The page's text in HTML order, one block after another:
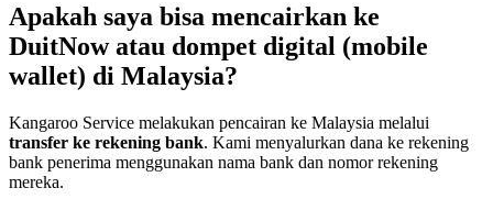
Apakah saya bisa mencairkan ke
DuitNow atau dompet digital (mobile
wallet) di Malaysia?
Kangaroo Service melakukan pencairan ke Malaysia melalui
transfer ke rekening bank. Kami menyalurkan dana ke rekening
bank penerima menggunakan nama bank dan nomor rekening
mereka.